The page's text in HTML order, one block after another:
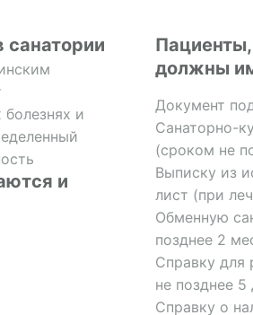
санатории
и
и
должны
Документ
Санаторно-
(сроком не
Выписку из
лист (при
Обменную
позднее 2
Справку для
не позднее 5
Справку о